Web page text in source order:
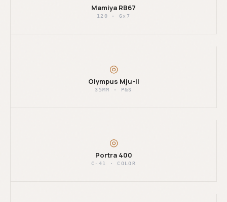
Mamiya RB67
120 · 6×7
◎
Olympus Mju-II
35MM · P&S
◎
Portra 400
C-41 · COLOR